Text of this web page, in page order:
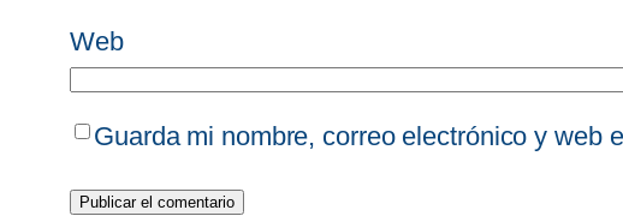
Web
Guarda mi nombre, correo electrónico y web